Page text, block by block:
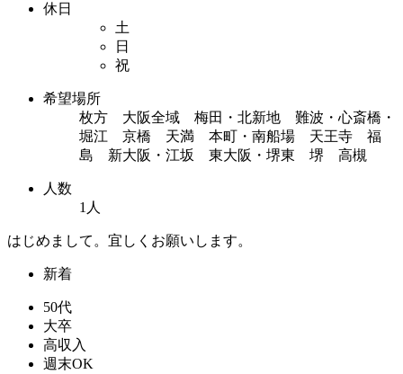
休日
土
日
祝
希望場所
枚方 大阪全域 梅田・北新地 難波・心斎橋・
堀江 京橋 天満 本町・南船場 天王寺 福
島 新大阪・江坂 東大阪・堺東 堺 高槻
人数
1人
はじめまして。宜しくお願いします。
新着
50代
大卒
高収入
週末OK